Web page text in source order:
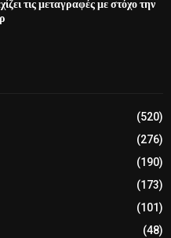
τις μεταγραφές με στόχο την
(520)
(276)
(190)
(173)
(101)
(48)